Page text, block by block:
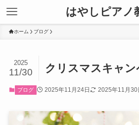
はやしピアノ
ホーム ブログ
クリスマスキャン
2025
11/30
ブログ 2025年11月24日 2025年11月30